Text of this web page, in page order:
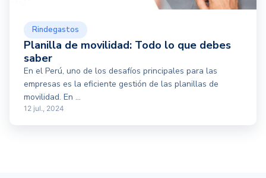
Rindegastos
Planilla de movilidad: Todo lo que debes
saber
En el Perú, uno de los desafíos principales para las
empresas es la eficiente gestión de las planillas de
movilidad. En ...
12 jul., 2024